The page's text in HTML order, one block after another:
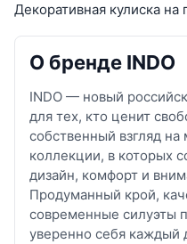
Декоративная кулиска на
О бренде INDO
INDO — новый
для тех, кто ценит
собственный взгляд
коллекции, в которых
дизайн, комфорт и
Продуманный крой,
современные силуэты
уверенно себя каждый